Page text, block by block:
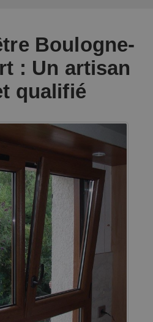
Boulogne-
: Un artisan
qualifié